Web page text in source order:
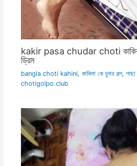
kakir pasa chudar choti কাকির
ড্রিম
bangla choti kahini, কাকিমা কে চুদার গল্প, পাছা
chotigolpo.club